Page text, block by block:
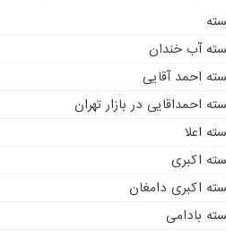
آب خندان
احمد آقایی
احمداقایی در بازار تهران
اعلا
اکبری
اکبری دامغان
بادامی